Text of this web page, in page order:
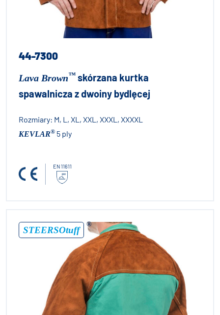
44-7300
Lava Brown™ skórzana kurtka
spawalnicza z dwoiny bydlęcej
Rozmiary: M, L, XL, XXL, XXXL, XXXXL
KEVLAR® 5 ply
EN 11611
STEERSOtuff
®